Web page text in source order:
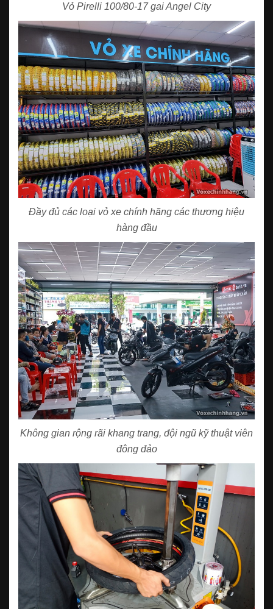
Vỏ Pirelli 100/80-17 gai Angel City
Đầy đủ các loại vỏ xe chính hãng các thương hiệu
hàng đầu
Không gian rộng rãi khang trang, đội ngũ kỹ thuật viên
đông đảo